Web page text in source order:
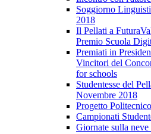
Soggiorno
2018
Il Pellati a
Premio Scuola
Premiati in
Vincitori del
for schools
Studentesse del
Novembre 2018
Progetto
Campionati
Giornate sulla neve